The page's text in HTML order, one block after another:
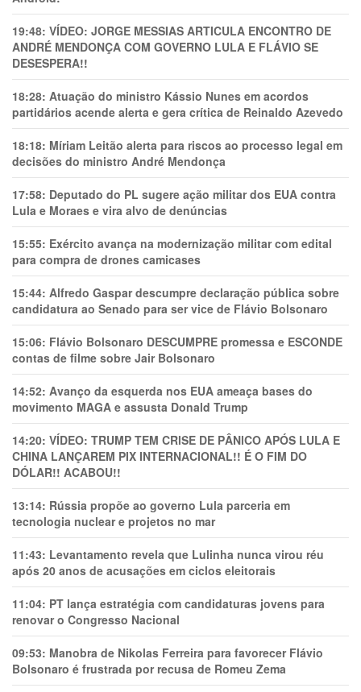
19:48: VÍDEO: JORGE MESSIAS ARTICULA ENCONTRO DE
ANDRÉ MENDONÇA COM GOVERNO LULA E FLÁVIO SE
DESESPERA!!
18:28: Atuação do ministro Kássio Nunes em acordos
partidários acende alerta e gera crítica de Reinaldo Azevedo
18:18: Míriam Leitão alerta para riscos ao processo legal em
decisões do ministro André Mendonça
17:58: Deputado do PL sugere ação militar dos EUA contra
Lula e Moraes e vira alvo de denúncias
15:55: Exército avança na modernização militar com edital
para compra de drones camicases
15:44: Alfredo Gaspar descumpre declaração pública sobre
candidatura ao Senado para ser vice de Flávio Bolsonaro
15:06: Flávio Bolsonaro DESCUMPRE promessa e ESCONDE
contas de filme sobre Jair Bolsonaro
14:52: Avanço da esquerda nos EUA ameaça bases do
movimento MAGA e assusta Donald Trump
14:20: VÍDEO: TRUMP TEM CRlSE DE PÂNlCO APÓS LULA E
CHINA LANÇAREM PIX INTERNACIONAL!! É O FIM DO
DÓLAR!! ACABOU!!
13:14: Rússia propõe ao governo Lula parceria em
tecnologia nuclear e projetos no mar
11:43: Levantamento revela que Lulinha nunca virou réu
após 20 anos de acusações em ciclos eleitorais
11:04: PT lança estratégia com candidaturas jovens para
renovar o Congresso Nacional
09:53: Manobra de Nikolas Ferreira para favorecer Flávio
Bolsonaro é frustrada por recusa de Romeu Zema